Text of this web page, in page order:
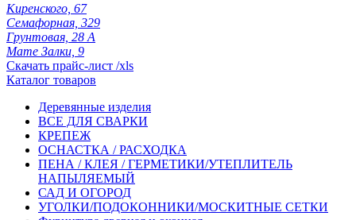
Киренского, 67
Семафорная, 329
Грунтовая, 28 А
Мате Залки, 9
Скачать прайс-лист /xls
Каталог товаров
Деревянные изделия
ВСЕ ДЛЯ СВАРКИ
КРЕПЕЖ
ОСНАСТКА / РАСХОДКА
ПЕНА / КЛЕЯ / ГЕРМЕТИКИ/УТЕПЛИТЕЛЬ
НАПЫЛЯЕМЫЙ
САД И ОГОРОД
УГОЛКИ/ПОДОКОННИКИ/МОСКИТНЫЕ СЕТКИ